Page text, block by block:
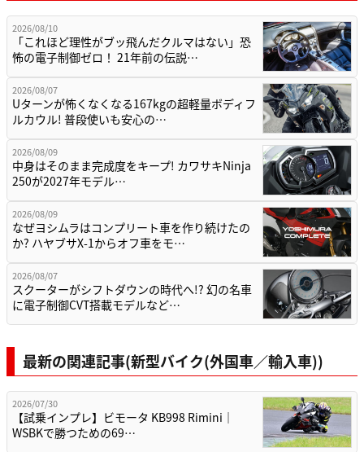
2026/08/10
「これほど理性がブッ飛んだクルマはない」恐
怖の電子制御ゼロ！ 21年前の伝説…
2026/08/07
Uターンが怖くなくなる167kgの超軽量ボディフ
ルカウル! 普段使いも安心の…
2026/08/09
中身はそのまま完成度をキープ! カワサキNinja
250が2027年モデル…
2026/08/09
なぜヨシムラはコンプリート車を作り続けたの
か? ハヤブサX-1からオフ車をモ…
2026/08/07
スクーターがシフトダウンの時代へ!? 幻の名車
に電子制御CVT搭載モデルなど…
最新の関連記事(新型バイク(外国車／輸入車))
2026/07/30
【試乗インプレ】ビモータ KB998 Rimini｜
WSBKで勝つための69…